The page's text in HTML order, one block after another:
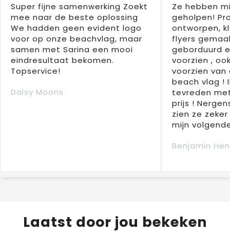
Super fijne samenwerking Zoekt
mee naar de beste oplossing
We hadden geen evident logo
voor op onze beachvlag, maar
samen met Sarina een mooi
eindresultaat bekomen.
Topservice!
Daisy Moons
Ze hebben
geholpen!
ontworpen,
flyers
geborduurd
voorzien ,
voorzien
beach vlag !
tevreden
prijs !
zien ze
mijn
Benjamin
Laatst door jou bekeken